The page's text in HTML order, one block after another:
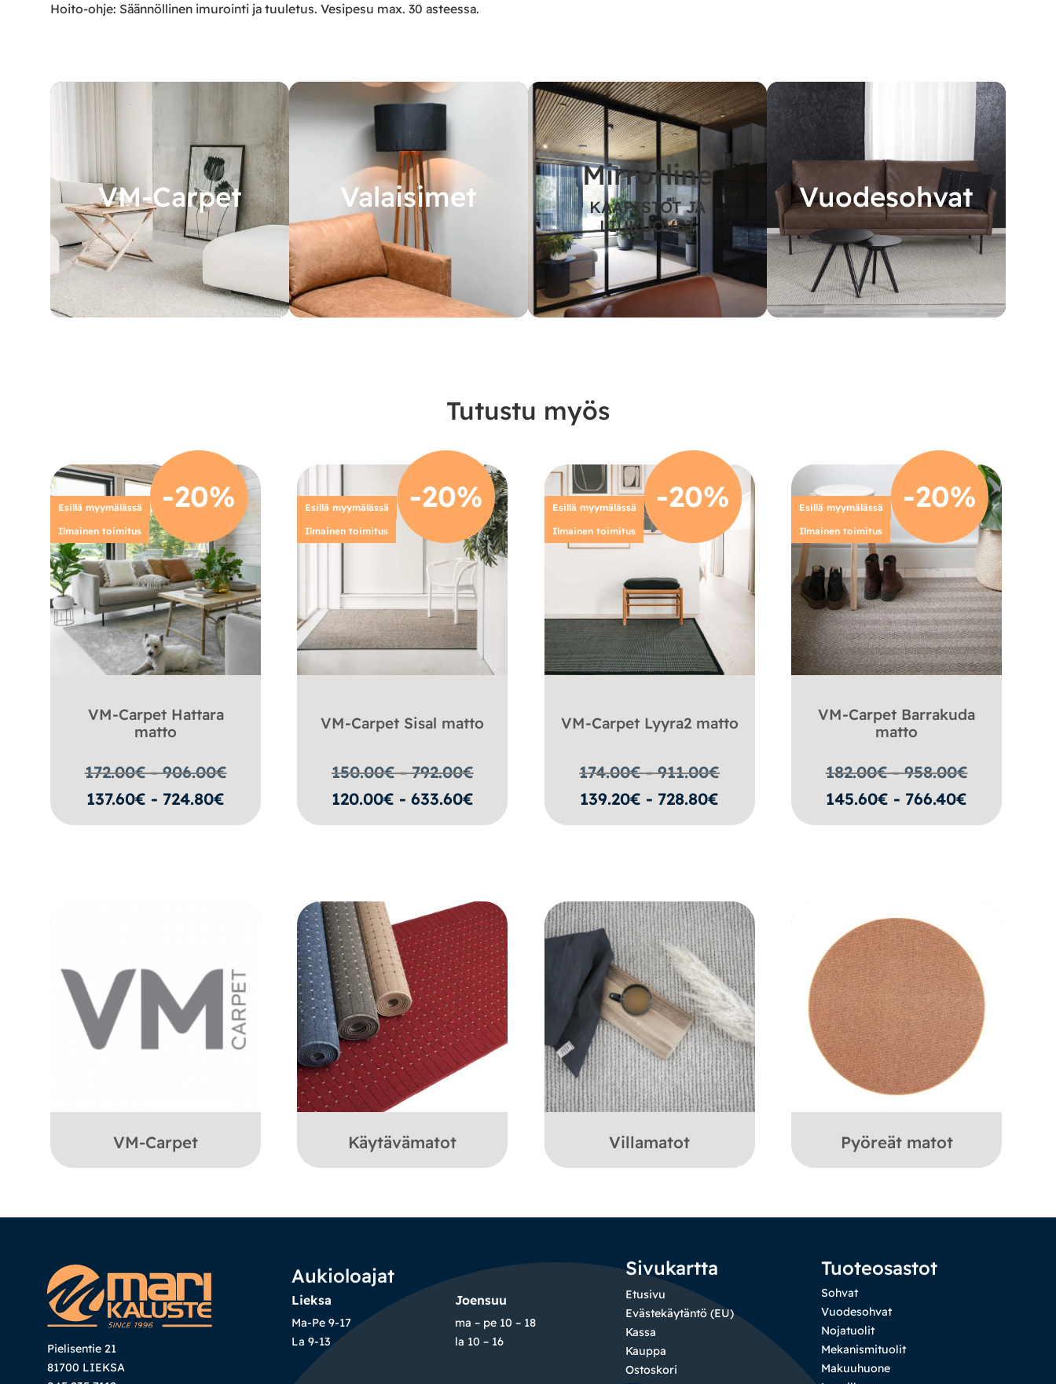
Hoito-ohje: Säännöllinen imurointi ja tuuletus. Vesipesu max. 30 asteessa.
VM-Carpet Valaisimet
Mirrorline
KAAPISTOT JA
LIUKUOVET
Vuodesohvat
Tutustu myös
-20%
Esillä myymälässä
Ilmainen toimitus
VM-Carpet Hattara
matto
172.00€ - 906.00€
137.60€ - 724.80€
-20%
Esillä myymälässä
Ilmainen toimitus
VM-Carpet Sisal matto
150.00€ - 792.00€
120.00€ - 633.60€
-20%
Esillä myymälässä
Ilmainen toimitus
VM-Carpet Lyyra2 matto
174.00€ - 911.00€
139.20€ - 728.80€
-20%
Esillä myymälässä
Ilmainen toimitus
VM-Carpet Barrakuda
matto
182.00€ - 958.00€
145.60€ - 766.40€
VM-Carpet Käytävämatot Villamatot Pyöreät matot
Pielisentie 21
81700 LIEKSA
Aukioloajat
Lieksa
Ma-Pe 9-17
La 9-13
Joensuu
ma – pe 10 – 18
la 10 – 16
Sivukartta
Etusivu
Evästekäytäntö (EU)
Kassa
Kauppa
Ostoskori
Tuoteosastot
Sohvat
Vuodesohvat
Nojatuolit
Mekanismituolit
Makuuhuone